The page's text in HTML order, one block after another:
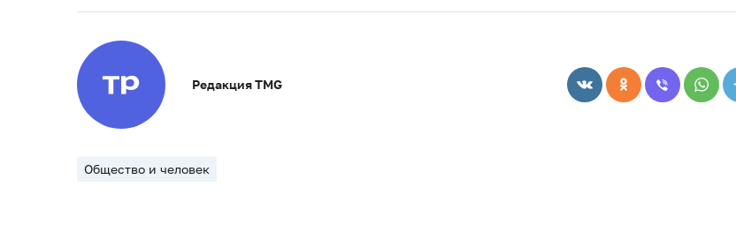
Редакция TMG
Общество и человек